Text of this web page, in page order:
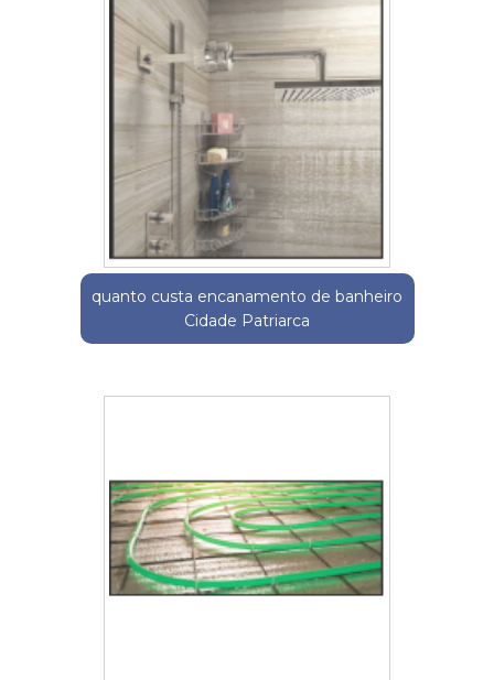
quanto custa encanamento de banheiro
Cidade Patriarca